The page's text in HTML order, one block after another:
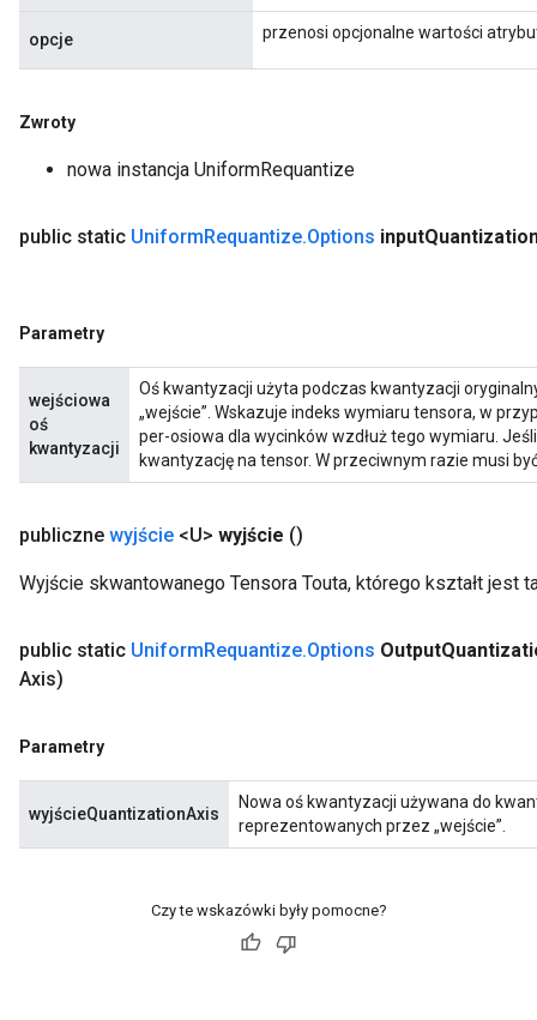
opcje przenosi opcjonalne wartości
Zwroty
nowa instancja UniformRequantize
public static UniformRequantize.Options input
Parametry
wejściowa
oś
kwantyzacji
Oś kwantyzacji użyta podczas kwantyzacji
„wejście”. Wskazuje indeks wymiaru tensora, w
per-osiowa dla wycinków wzdłuż tego wymiaru.
kwantyzację na tensor. W przeciwnym razie musi
publiczne wyjście <U> wyjście ()
Wyjście skwantowanego Tensora Touta, którego kształt jest
public static UniformRequantize.Options Output
Axis)
Parametry
wyjścieQuantizationAxis
Nowa oś kwantyzacji używana do
reprezentowanych przez „wejście”.
Czy te wskazówki były pomocne?